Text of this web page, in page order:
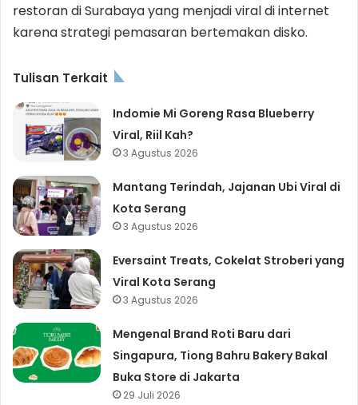
restoran di Surabaya yang menjadi viral di internet
karena strategi pemasaran bertemakan disko.
Tulisan Terkait
Indomie Mi Goreng Rasa Blueberry
Viral, Riil Kah?
3 Agustus 2026
Mantang Terindah, Jajanan Ubi Viral di
Kota Serang
3 Agustus 2026
Eversaint Treats, Cokelat Stroberi yang
Viral Kota Serang
3 Agustus 2026
Mengenal Brand Roti Baru dari
Singapura, Tiong Bahru Bakery Bakal
Buka Store di Jakarta
29 Juli 2026